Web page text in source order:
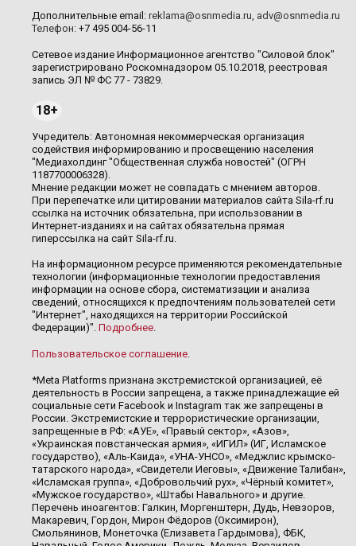
Дополнительные email: reklama@osnmedia.ru, adv@osnmedia.ru
Телефон: +7 495 004-56-11
Сетевое издание Информационное агентство "Силовой блок"
зарегистрировано Роскомнадзором 05.10.2018, реестровая
запись ЭЛ № ФС 77 - 73829.
18+
Учредитель: Автономная некоммерческая организация
содействия информированию и просвещению населения
"Медиахолдинг "Общественная служба новостей" (ОГРН
1187700006328).
Мнение редакции может не совпадать с мнением авторов.
При перепечатке или цитировании материалов сайта Sila-rf.ru
ссылка на источник обязательна, при использовании в
Интернет-изданиях и на сайтах обязательна прямая
гиперссылка на сайт Sila-rf.ru.
На информационном ресурсе применяются рекомендательные
технологии (информационные технологии предоставления
информации на основе сбора, систематизации и анализа
сведений, относящихся к предпочтениям пользователей сети
"Интернет", находящихся на территории Российской
Федерации)". Подробнее.
Пользовательское соглашение.
*Meta Platforms признана экстремистской организацией, её
деятельность в России запрещена, а также принадлежащие ей
социальные сети Facebook и Instagram так же запрещены в
России. Экстремистские и террористические организации,
запрещенные в РФ: «АУЕ», «Правый сектор», «Азов»,
«Украинская повстанческая армия», «ИГИЛ» (ИГ, Исламское
государство), «Аль-Каида», «УНА-УНСО», «Меджлис крымско-
татарского народа», «Свидетели Иеговы», «Движение Талибан»,
«Исламская группа», «Добровольчий рух», «Чёрный комитет»,
«Мужское государство», «Штабы Навального» и другие.
Перечень иноагентов: Галкин, Моргенштерн, Дудь, Невзоров,
Макаревич, Гордон, Мирон Фёдоров (Оксимирон),
Смольянинов, Монеточка (Елизавета Гардымова), ФБК,